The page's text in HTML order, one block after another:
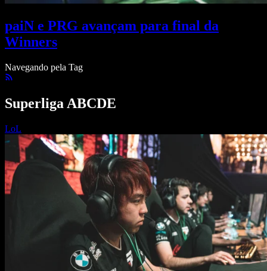
paiN e PRG avançam para final da
Winners
Navegando pela Tag
Superliga ABCDE
LoL